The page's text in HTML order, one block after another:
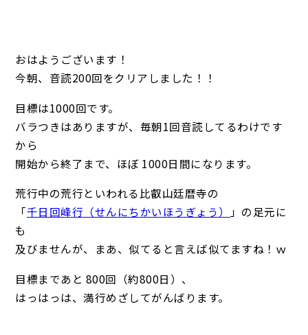
おはようございます！
今朝、音読200回をクリアしました！！
目標は1000回です。
バラつきはありますが、毎朝1回音読してるわけです
から
開始から終了まで、ほぼ 1000日間になります。
荒行中の荒行といわれる比叡山廷暦寺の
「千日回峰行（せんにちかいほうぎょう）
」の足元に
も
及びませんが、まあ、似てると言えば似てますね！ｗ
目標まであと 800回（約800日）、
はっはっは、満行めざしてがんばります。